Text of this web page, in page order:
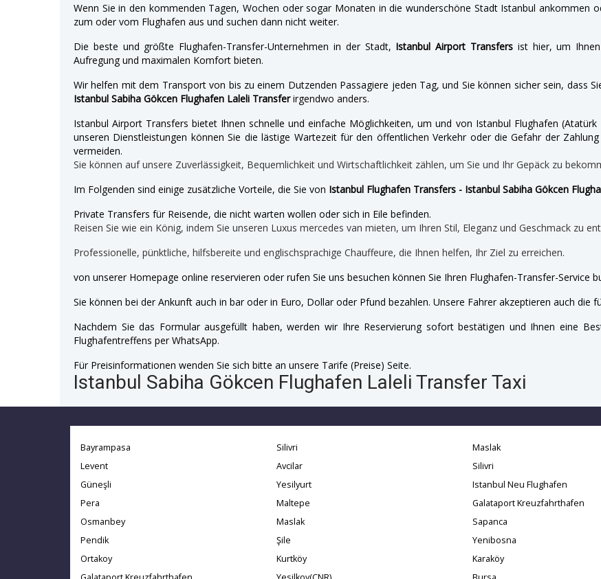
Wenn Sie in den kommenden Tagen, Wochen oder sogar Monaten in die wunderschöne Stadt Istanbul ankommen
zum oder vom Flughafen aus und suchen dann nicht weiter.
Die beste und größte Flughafen-Transfer-Unternehmen in der Stadt, Istanbul Airport Transfersist hier, um Ihnen
Aufregung und maximalen Komfort bieten.
Wir helfen mit dem Transport von bis zu einem Dutzenden Passagiere jeden Tag, und Sie können sicher sein, dass
Istanbul Sabiha Gökcen Flughafen Laleli Transferirgendwo anders.
Istanbul Airport Transfers bietet Ihnen schnelle und einfache Möglichkeiten, um und von Istanbul Flughafen
unseren Dienstleistungen können Sie die lästige Wartezeit für den öffentlichen Verkehr oder die Gefahr der
vermeiden.
Sie können auf unsere Zuverlässigkeit, Bequemlichkeit und Wirtschaftlichkeit zählen, um Sie und Ihr Gepäck zu
Im Folgenden sind einige zusätzliche Vorteile, die Sie von Istanbul Flughafen Transfers - Istanbul Sabiha Gökcen
Private Transfers für Reisende, die nicht warten wollen oder sich in Eile befinden.
Reisen Sie wie ein König, indem Sie unseren Luxus mercedes van mieten, um Ihren Stil, Eleganz und Geschmack zu
Professionelle, pünktliche, hilfsbereite und englischsprachige Chauffeure, die Ihnen helfen, Ihr Ziel zu erreichen.
von unserer Homepage online reservieren oder rufen Sie uns besuchen können Sie Ihren Flughafen-Transfer-Service
Sie können bei der Ankunft auch in bar oder in Euro, Dollar oder Pfund bezahlen. Unsere Fahrer akzeptieren auch die
Nachdem Sie das Formular ausgefüllt haben, werden wir Ihre Reservierung sofort bestätigen und Ihnen eine
Flughafentreffens per WhatsApp.
Für Preisinformationen wenden Sie sich bitte an unsere Tarife (Preise) Seite.
Istanbul Sabiha Gökcen Flughafen Laleli Transfer Taxi
Bayrampasa
Levent
Güneşli
Pera
Osmanbey
Pendik
Ortakoy
Silivri
Avcilar
Yesilyurt
Maltepe
Maslak
Şile
Kurtköy
Maslak
Silivri
Istanbul Neu Flughafen
Galataport Kreuzfahrthafen
Sapanca
Yenibosna
Karaköy